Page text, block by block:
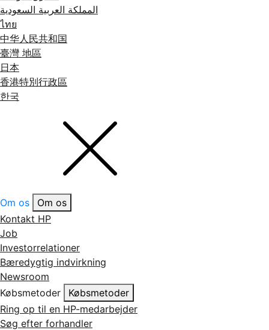
المملكة العربية السعودية
ไทย
中华人民共和国
臺灣 地區
日本
香港特別行政區
한국
Om os
Om os
Kontakt HP
Job
Investorrelationer
Bæredygtig indvirkning
Newsroom
Købsmetoder
Købsmetoder
Ring op til en HP-medarbejder
Søg efter forhandler